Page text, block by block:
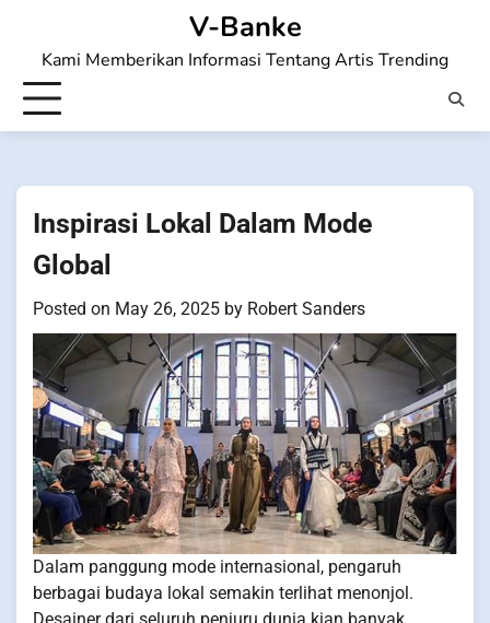
content
V-Banke
Kami Memberikan Informasi Tentang Artis Trending
Inspirasi Lokal Dalam Mode
Global
Posted on May 26, 2025 by Robert Sanders
Dalam panggung mode internasional, pengaruh
berbagai budaya lokal semakin terlihat menonjol.